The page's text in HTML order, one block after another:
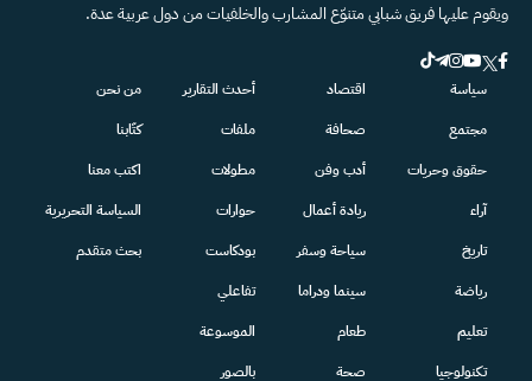
ويقوم عليها فريق شبابي متنوّع المشارب والخلفيات من دول عربية عدة.
سياسة
مجتمع
حقوق وحريات
آراء
تاريخ
رياضة
تعليم
تكنولوجيا
اقتصاد
صحافة
أدب وفن
ريادة أعمال
سياحة وسفر
سينما ودراما
طعام
صحة
أحدث التقارير
ملفات
مطولات
حوارات
بودكاست
تفاعلي
الموسوعة
بالصور
من نحن
كتّابنا
اكتب معنا
السياسة التحريرية
بحث متقدم